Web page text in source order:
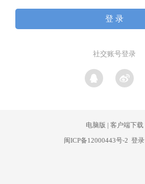
登 录
社交账号登录
电脑版 | 客户端下载
闽ICP备12000443号-2 登录